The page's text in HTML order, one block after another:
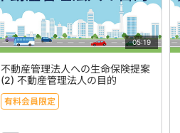
05:19
不動産管理法人への生命保険提案
(2) 不動産管理法人の目的
有料会員限定